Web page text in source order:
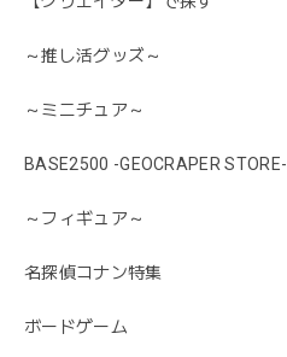
～推し活グッズ～
～ミニチュア～
BASE2500 -GEOCRAPER STORE-
～フィギュア～
名探偵コナン特集
ボードゲーム